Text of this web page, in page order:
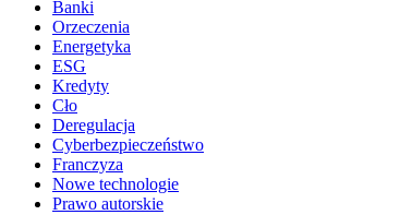
Banki
Orzeczenia
Energetyka
ESG
Kredyty
Cło
Deregulacja
Cyberbezpieczeństwo
Franczyza
Nowe technologie
Prawo autorskie